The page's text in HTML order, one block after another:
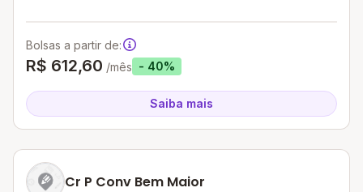
Bolsas a partir de:
R$ 612,60 /mês - 40%
Saiba mais
Cr P Conv Bem Maior